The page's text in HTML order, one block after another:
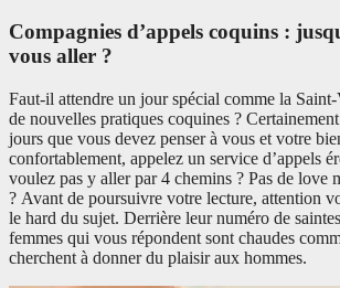
Compagnies d’appels coquins :
vous aller ?
Faut-il attendre un jour spécial comme la
de nouvelles pratiques coquines ? Certainement
jours que vous devez penser à vous et votre
confortablement, appelez un service d’appels
voulez pas y aller par 4 chemins ? Pas de love
? Avant de poursuivre votre lecture, attention
le hard du sujet. Derrière leur numéro de
femmes qui vous répondent sont chaudes
cherchent à donner du plaisir aux hommes.